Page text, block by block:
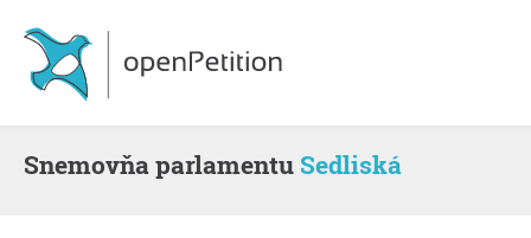
snemovňa parlamentu Sedliská